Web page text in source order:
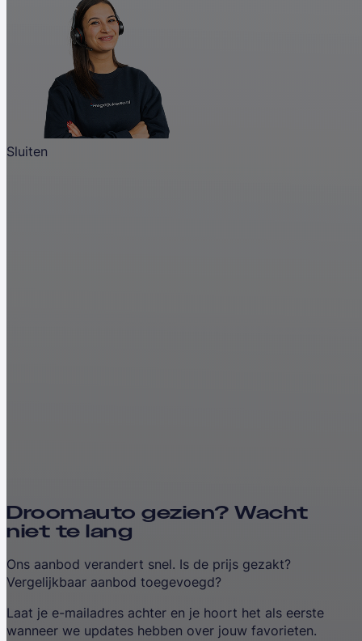
Sluiten
Droomauto gezien? Wacht
niet te lang
Ons aanbod verandert snel. Is de prijs gezakt?
Vergelijkbaar aanbod toegevoegd?
Laat je e-mailadres achter en je hoort het als eerste
wanneer we updates hebben over jouw favorieten.